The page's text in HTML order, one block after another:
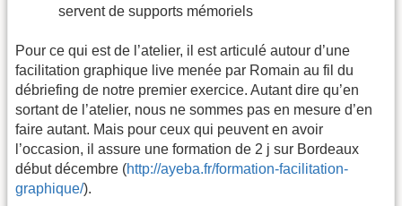
servent de supports mémoriels
Pour ce qui est de l’atelier, il est articulé autour d’une
facilitation graphique live menée par Romain au fil du
débriefing de notre premier exercice. Autant dire qu’en
sortant de l’atelier, nous ne sommes pas en mesure d’en
faire autant. Mais pour ceux qui peuvent en avoir
l’occasion, il assure une formation de 2 j sur Bordeaux
début décembre (http://ayeba.fr/formation-facilitation-
graphique/).